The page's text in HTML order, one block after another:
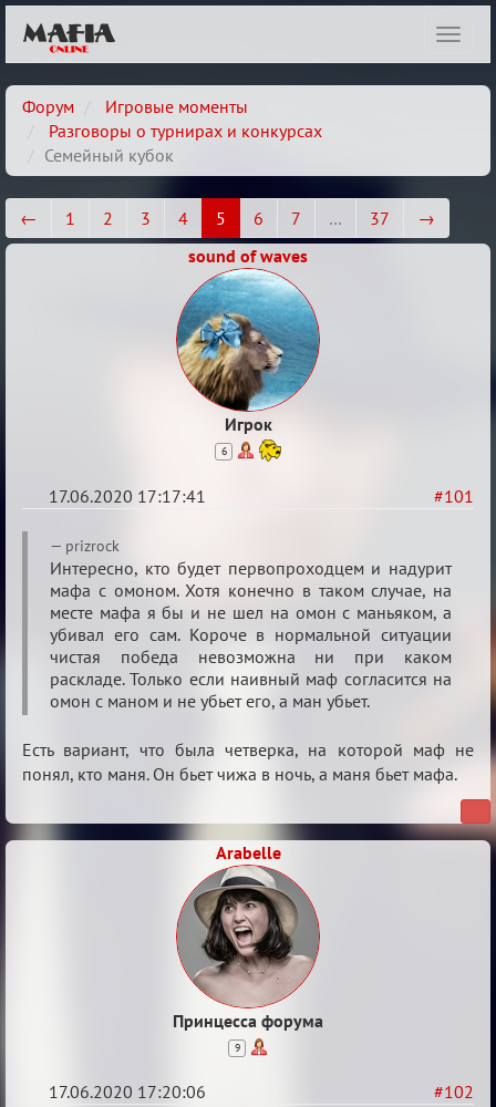
Форум
Игровые моменты
Разговоры о турнирах и конкурсах
Семейный кубок
← 1 2 3 4 5 6 7 … 37
→
sound of waves
Игрок
6
#101
17.06.2020 17:17:41
Re:
Семейный
кубок
prizrock
Интересно, кто будет первопроходцем и надурит
мафа с омоном. Хотя конечно в таком случае, на
месте мафа я бы и не шел на омон с маньяком, а
убивал его сам. Короче в нормальной ситуации
чистая победа невозможна ни при каком
раскладе. Только если наивный маф согласится на
омон с маном и не убьет его, а ман убьет.
Есть вариант, что была четверка, на которой маф не
понял, кто маня. Он бьет чижа в ночь, а маня бьет мафа.
Arabelle
Принцесса форума
9
#102
17.06.2020 17:20:06